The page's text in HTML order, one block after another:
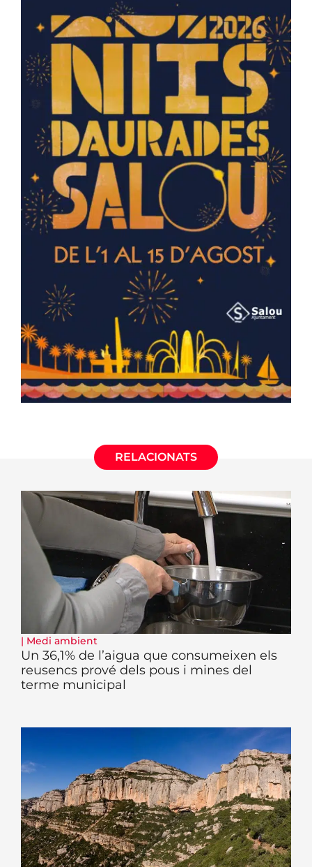
RELACIONATS
| Medi ambient
Un 36,1% de l’aigua que consumeixen els
reusencs prové dels pous i mines del
terme municipal